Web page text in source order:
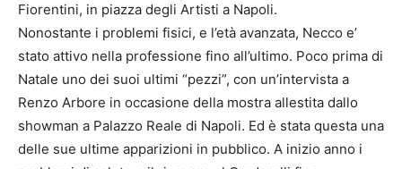
Fiorentini, in piazza degli Artisti a Napoli.
Nonostante i problemi fisici, e l’età avanzata, Necco e’
stato attivo nella professione fino all’ultimo. Poco prima di
Natale uno dei suoi ultimi “pezzi”, con un’intervista a
Renzo Arbore in occasione della mostra allestita dallo
showman a Palazzo Reale di Napoli. Ed è stata questa una
delle sue ultime apparizioni in pubblico. A inizio anno i